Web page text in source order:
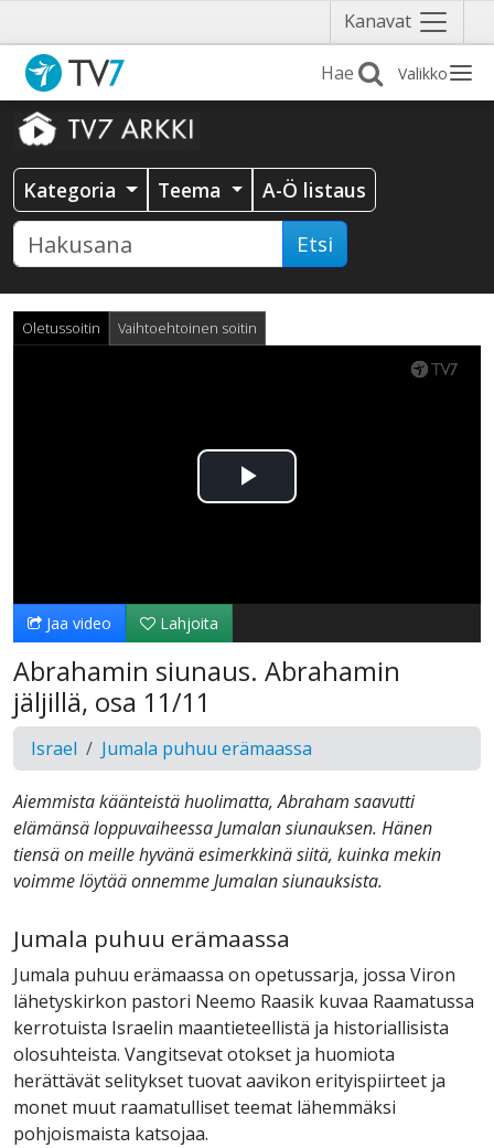
Kanavat Näytä
valikko
Valikko
Kategoria Teema A-Ö listaus
Etsi
Oletussoitin Vaihtoehtoinen soitin
Toista
Jaa video Lahjoita
Abrahamin siunaus. Abrahamin
jäljillä, osa 11/11
Israel Jumala puhuu erämaassa
Aiemmista käänteistä huolimatta, Abraham saavutti
elämänsä loppuvaiheessa Jumalan siunauksen. Hänen
tiensä on meille hyvänä esimerkkinä siitä, kuinka mekin
voimme löytää onnemme Jumalan siunauksista.
Jumala puhuu erämaassa
Jumala puhuu erämaassa on opetussarja, jossa Viron
lähetyskirkon pastori Neemo Raasik kuvaa Raamatussa
kerrotuista Israelin maantieteellistä ja historiallisista
olosuhteista. Vangitsevat otokset ja huomiota
herättävät selitykset tuovat aavikon erityispiirteet ja
monet muut raamatulliset teemat lähemmäksi
pohjoismaista katsojaa.